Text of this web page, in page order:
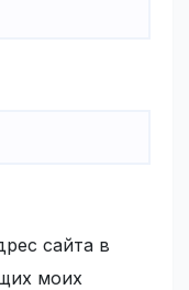
сайта в
моих